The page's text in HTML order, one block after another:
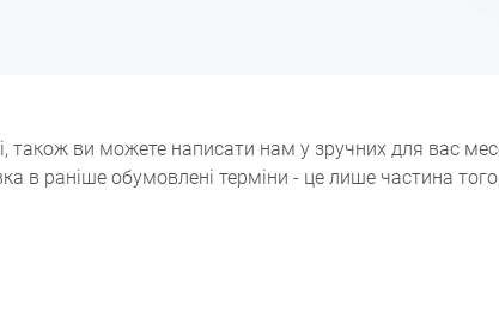
також ви можете написати нам у зручних для вас
в раніше обумовлені терміни - це лише частина